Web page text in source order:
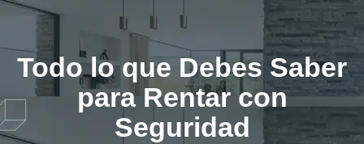
Todo lo que Debes Saber
para Rentar con
Seguridad